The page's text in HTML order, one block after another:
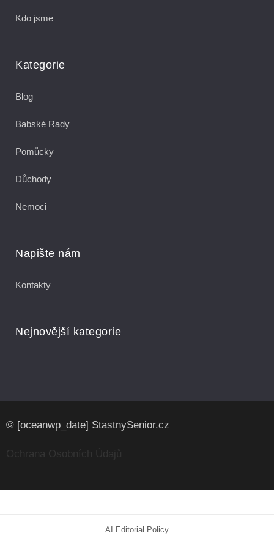
Kdo jsme
Kategorie
Blog
Babské Rady
Pomůcky
Důchody
Nemoci
Napište nám
Kontakty
Nejnovější kategorie
© [oceanwp_date] StastnySenior.cz
AI Editorial Policy